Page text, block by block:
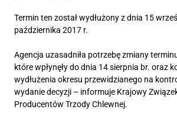
Termin ten został wydłużony z dnia 15
października 2017 r.
Agencja uzasadniła potrzebę zmiany
które wpłynęły do dnia 14 sierpnia br. oraz
wydłużenia okresu przewidzianego na
wydanie decyzji – informuje Krajowy
Producentów Trzody Chlewnej.